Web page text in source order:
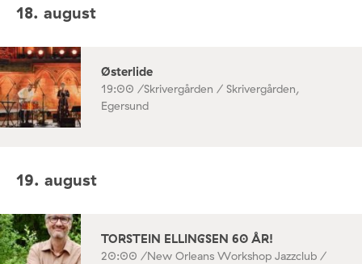
18. august
Østerlide
19:00 /Skrivergården / Skrivergården,
Egersund
19. august
TORSTEIN ELLINGSEN 60 ÅR!
20:00 /New Orleans Workshop Jazzclub /